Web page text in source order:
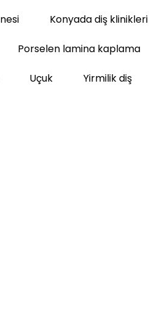
Konyada diş klinikleri
Porselen lamina kaplama
Uçuk Yirmilik diş